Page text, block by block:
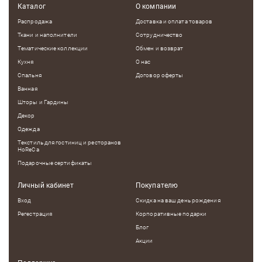
Каталог
Распродажа
Ткани и наполнители
Тематические коллекции
Кухня
Спальня
Ванная
Шторы и Гардины
Декор
Одежда
Текстиль для гостиниц и ресторанов
HoReCa
Подарочные сертификаты
О компании
Доставка и оплата товаров
Сотрудничество
Обмен и возврат
О нас
Договор оферты
Личный кабинет
Вход
Регестрация
Покупателю
Скидка на ваш день рождения
Корпоративные подарки
Блог
Акции